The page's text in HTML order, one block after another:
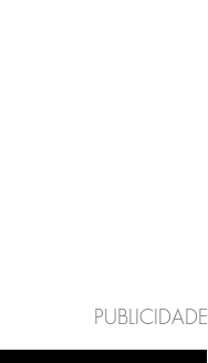
PUBLICIDADE